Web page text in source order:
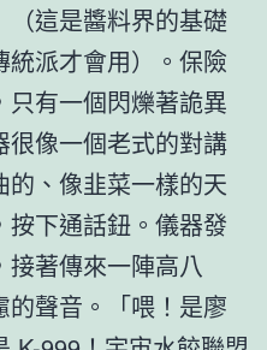
（這是醬料界的基礎
派才會用）。保險
有一個閃爍著詭異
很像一個老式的對講
、像韭菜一樣的天
下通話鈕。儀器發
著傳來一陣高八
聲音。「喂！是廖